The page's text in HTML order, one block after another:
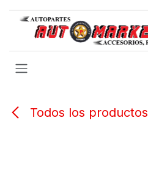
Todos los productos